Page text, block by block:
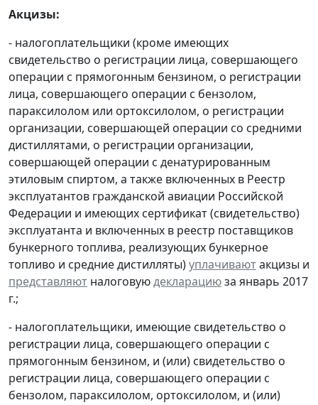
Акцизы:
- налогоплательщики (кроме имеющих
свидетельство о регистрации лица, совершающего
операции с прямогонным бензином, о регистрации
лица, совершающего операции с бензолом,
параксилолом или ортоксилолом, о регистрации
организации, совершающей операции со средними
дистиллятами, о регистрации организации,
совершающей операции с денатурированным
этиловым спиртом, а также включенных в Реестр
эксплуатантов гражданской авиации Российской
Федерации и имеющих сертификат (свидетельство)
эксплуатанта и включенных в реестр поставщиков
бункерного топлива, реализующих бункерное
топливо и средние дистилляты)уплачиваютакцизы и
представляют налоговуюдекларациюза январь 2017
г.;
- налогоплательщики, имеющие свидетельство о
регистрации лица, совершающего операции с
прямогонным бензином, и (или) свидетельство о
регистрации лица, совершающего операции с
бензолом, параксилолом, ортоксилолом, и (или)